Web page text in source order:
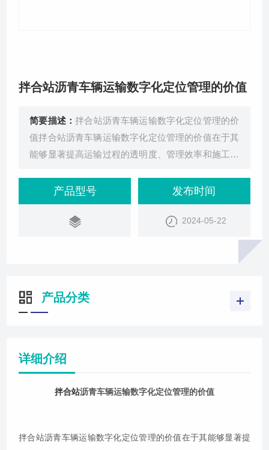
拌合站沥青车辆运输数字化定位管理的价值
简要描述：拌合站沥青车辆运输数字化定位管理的价
值拌合站沥青车辆运输数字化定位管理的价值在于其
能够显著提高运输过程的透明度、管理效率和施工质
设备，系统能够记录每一盘料从拌合站、到运输车
辆、到摊铺全过程的数据，实现生产和运输的信息
化。车辆运输管理系统这种管理方式为施工质量溯源
提供了可靠的数据依据，有助于及时发现并纠正潜在
产品型号 发布时间
2024-05-22
产品分类
详细介绍
拌合站沥青车辆运输数字化定位管理的价值
拌合站沥青车辆运输数字化定位管理的价值在于其能够显著提